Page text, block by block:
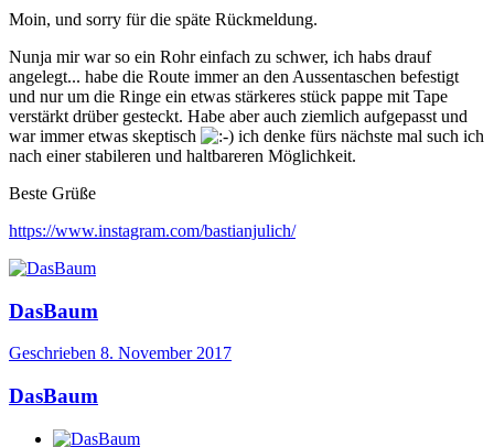
Moin, und sorry für die späte Rückmeldung.
Nunja mir war so ein Rohr einfach zu schwer, ich habs drauf
angelegt... habe die Route immer an den Aussentaschen befestigt
und nur um die Ringe ein etwas stärkeres stück pappe mit Tape
verstärkt drüber gesteckt. Habe aber auch ziemlich aufgepasst und
war immer etwas skeptisch
ich denke fürs nächste mal such ich
nach einer stabileren und haltbareren Möglichkeit.
Beste Grüße
https://www.instagram.com/bastianjulich/
DasBaum
Geschrieben 8. November 2017
DasBaum